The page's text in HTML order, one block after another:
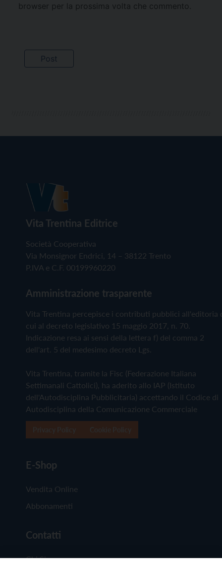
browser per la prossima volta che commento.
Vita Trentina Editrice
Società Cooperativa
Via Monsignor Endrici, 14 – 38122 Trento
P.IVA e C.F. 00199960220
Amministrazione trasparente
Vita Trentina percepisce i contributi pubblici all'editoria
cui al decreto legislativo 15 maggio 2017, n. 70.
Indicazione resa ai sensi della lettera f) del comma 2
dell'art. 5 del medesimo decreto Lgs.
Vita Trentina, tramite la Fisc (Federazione Italiana
Settimanali Cattolici), ha aderito allo IAP (Istituto
dell'Autodisciplina Pubblicitaria) accettando il Codice di
Autodisciplina della Comunicazione Commerciale
E-Shop
Vendita Online
Abbonamenti
Contatti
Chi Siamo